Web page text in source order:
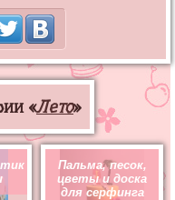
«Лето»
Пальма, песок,
цветы и доска
для серфинга